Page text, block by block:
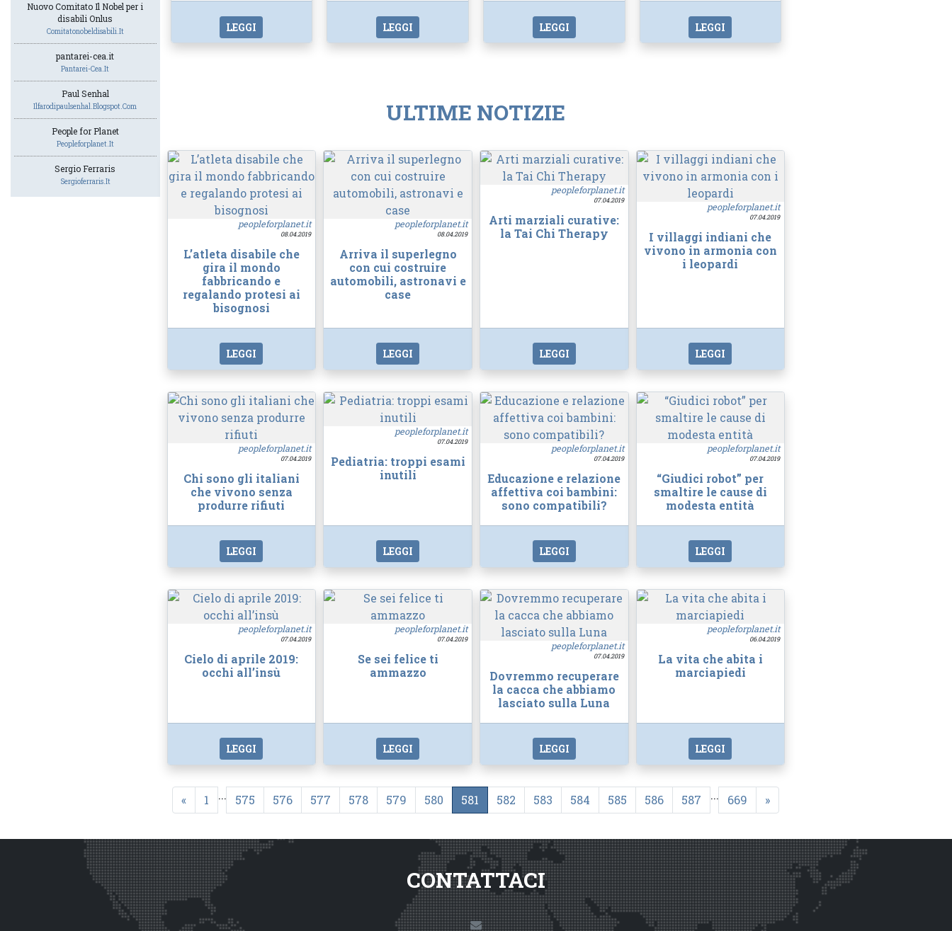
Nuovo Comitato Il Nobel per i
disabili Onlus
Comitatonobeldisabili.it
pantarei-cea.it
Pantarei-Cea.it
Paul Senhal
Ilfarodipaulsenhal.blogspot.com
People for Planet
Peopleforplanet.it
Sergio Ferraris
Sergioferraris.it
LEGGI LEGGI LEGGI LEGGI
ULTIME NOTIZIE
peopleforplanet.it
08.04.2019
L’atleta disabile che
gira il mondo
fabbricando e
regalando protesi ai
bisognosi
LEGGI
peopleforplanet.it
08.04.2019
Arriva il superlegno
con cui costruire
automobili, astronavi e
case
LEGGI
peopleforplanet.it
07.04.2019
Arti marziali curative:
la Tai Chi Therapy
LEGGI
peopleforplanet.it
07.04.2019
I villaggi indiani che
vivono in armonia con
i leopardi
LEGGI
peopleforplanet.it
07.04.2019
Chi sono gli italiani
che vivono senza
produrre rifiuti
LEGGI
peopleforplanet.it
07.04.2019
Pediatria: troppi esami
inutili
LEGGI
peopleforplanet.it
07.04.2019
Educazione e relazione
affettiva coi bambini:
sono compatibili?
LEGGI
peopleforplanet.it
07.04.2019
“Giudici robot” per
smaltire le cause di
modesta entità
LEGGI
peopleforplanet.it
07.04.2019
Cielo di aprile 2019:
occhi all’insù
LEGGI
peopleforplanet.it
07.04.2019
Se sei felice ti
ammazzo
LEGGI
peopleforplanet.it
07.04.2019
Dovremmo recuperare
la cacca che abbiamo
lasciato sulla Luna
LEGGI
peopleforplanet.it
06.04.2019
La vita che abita i
marciapiedi
LEGGI
« 1 ... 575 576 577 578 579 580 581 582 583 584 585 586 587 ... 669 »
CONTATTACI